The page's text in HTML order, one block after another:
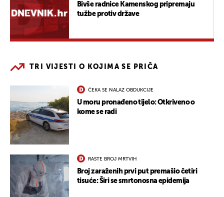
Bivše radnice Kamenskog pripremaju
tužbe protiv države
TRI VIJESTI O KOJIMA SE PRIČA
ČEKA SE NALAZ OBDUKCIJE
U moru pronađeno tijelo: Otkriveno o
kome se radi
RASTE BROJ MRTVIH
Broj zaraženih prvi put premašio četiri
tisuće: Širi se smrtonosna epidemija